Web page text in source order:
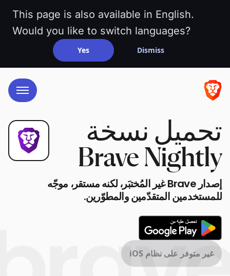
This page is also available in English.
Would you like to switch languages?
Yes Dismiss
تحميل نسخة
Brave Nightly
إصدار Brave غير المُختبَر، لكنه مستقر، موجّه
للمستخدمين المتقدّمين والمطوّرين.
غير متوفر على نظام iOS